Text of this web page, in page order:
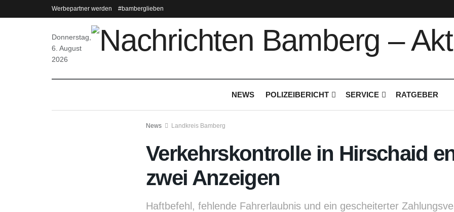
Werbepartner werden #bamberglieben
Donnerstag,
6. August
2026
NEWS POLIZEIBERICHT SERVICE RATGEBER
News Landkreis Bamberg
Verkehrskontrolle in Hirschaid
zwei Anzeigen
Haftbefehl, fehlende Fahrerlaubnis und ein gescheiterter